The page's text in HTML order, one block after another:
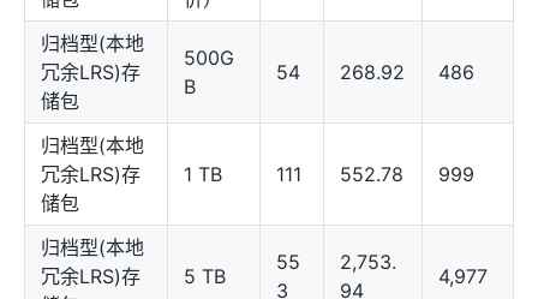
归档型(本地
冗余LRS)存
储包
500G
B
54 268.92 486
归档型(本地
冗余LRS)存
储包
1 TB 111 552.78 999
归档型(本地
冗余LRS)存
5 TB
55
3
2,753.
94
4,977